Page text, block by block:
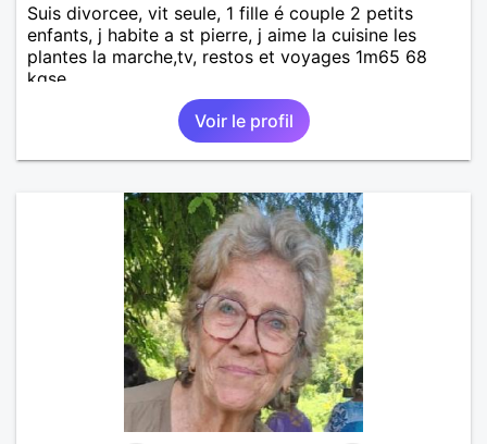
Suis divorcee, vit seule, 1 fille é couple 2 petits
enfants, j habite a st pierre, j aime la cuisine les
plantes la marche,tv, restos et voyages 1m65 68
kgse
Voir le profil